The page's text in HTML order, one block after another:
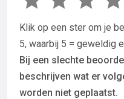
Klik op een ster om je
5, waarbij 5 = geweldig
Bij een slechte
beschrijven wat er
worden niet geplaatst.